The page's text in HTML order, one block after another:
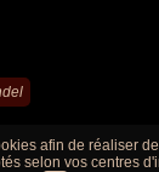
afin de réaliser
selon vos centres